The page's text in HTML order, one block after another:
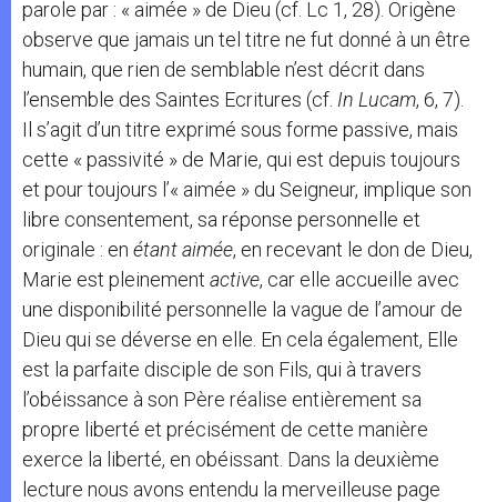
parole par : « aimée » de Dieu (cf. Lc 1, 28). Origène
observe que jamais un tel titre ne fut donné à un être
humain, que rien de semblable n’est décrit dans
l’ensemble des Saintes Ecritures (cf. In Lucam, 6, 7).
Il s’agit d’un titre exprimé sous forme passive, mais
cette « passivité » de Marie, qui est depuis toujours
et pour toujours l’« aimée » du Seigneur, implique son
libre consentement, sa réponse personnelle et
originale : en étant aimée, en recevant le don de Dieu,
Marie est pleinement active, car elle accueille avec
une disponibilité personnelle la vague de l’amour de
Dieu qui se déverse en elle. En cela également, Elle
est la parfaite disciple de son Fils, qui à travers
l’obéissance à son Père réalise entièrement sa
propre liberté et précisément de cette manière
exerce la liberté, en obéissant. Dans la deuxième
lecture nous avons entendu la merveilleuse page